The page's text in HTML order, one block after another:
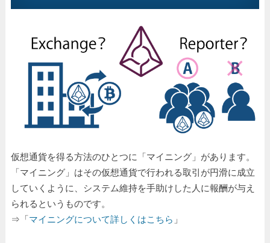
仮想通貨を得る方法のひとつに「マイニング」があります。
「マイニング」はその仮想通貨で行われる取引が円滑に成立
していくように、システム維持を手助けした人に報酬が与え
られるというものです。
⇒「マイニングについて詳しくはこちら 」